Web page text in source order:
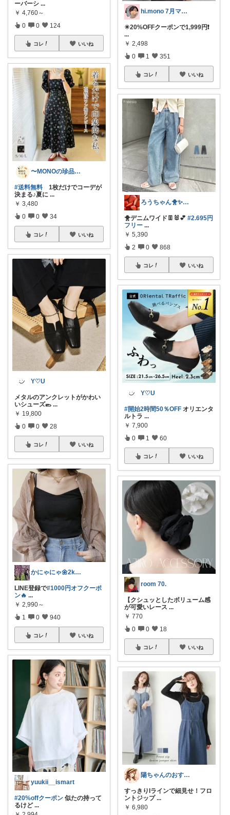
ーバーシ ...
￥ 4,760～
0 0 124
コレ いいね
〜MONOの珍品堂〜
#送料無料 1枚だけでコーデが
決まる♪夏に ...
￥ 3,480
0 0 34
コレ いいね
Y♡U
メタルのアンクレットがかわい
いシューズ🥿 ...
￥ 19,800
0 0 28
コレ いいね
かにゃにゃ🌼2kids mama
LINE登録で#1000円オフクーポ
ン🔥 ...
￥ 2,990～
1 0 940
コレ いいね
yuukii__ismart
#20%offクーポン 似たの持って
るけど ...
hi.mono 7月マラソン感謝🥰
✴️20%OFFクーポンで1,999円❗️
...
￥ 2,498
0 1 351
コレ いいね
ろうちゃん🐥✨フォロワー様から購入💖
🐥デニムワイド👖🐰💕 #2.695円
フリー ...
￥ 5,390
2 0 868
コレ いいね
Y♡U
#開始2時間50％OFF オリエンタ
ルトラ ...
￥ 7,900
0 1 60
コレ いいね
room 70.
【クシュッとしたボリューム感
が可愛いレース ...
￥ 770
0 0 18
コレ いいね
陽ちゃんのおすすめROOM
すっきりIラインで細見せ！フロ
ントジップ...
￥ 6,980